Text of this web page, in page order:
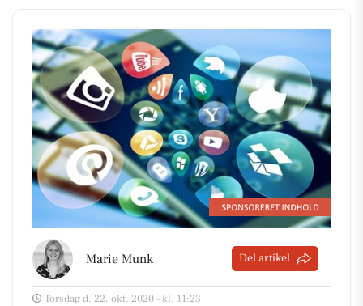
Marie Munk Del artikel
Torsdag d. 22. okt. 2020 - kl. 11:23